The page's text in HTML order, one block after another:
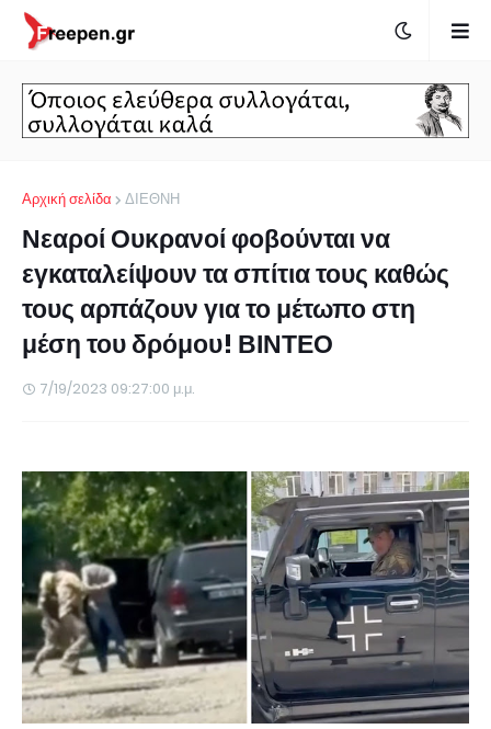
Αρχική σελίδα ΔΙΕΘΝΗ
Νεαροί Ουκρανοί φοβούνται να
εγκαταλείψουν τα σπίτια τους καθώς
τους αρπάζουν για το μέτωπο στη
μέση του δρόμου! ΒΙΝΤΕΟ
7/19/2023 09:27:00 μ.μ.